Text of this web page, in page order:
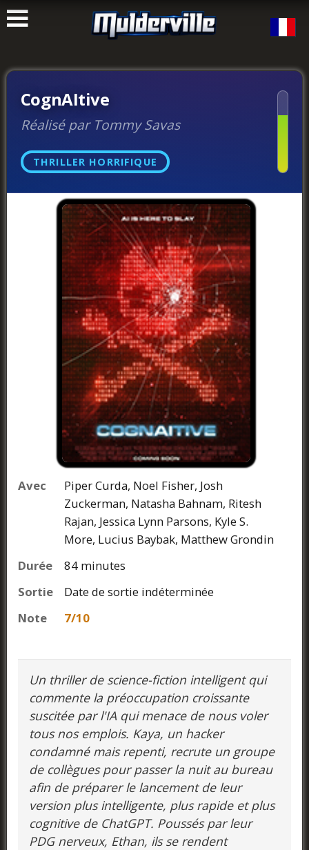
ࠑ
CognAItive
Réalisé par Tommy Savas
THRILLER HORRIFIQUE
Avec
Piper Curda, Noel Fisher, Josh
Zuckerman, Natasha Bahnam, Ritesh
Rajan, Jessica Lynn Parsons, Kyle S.
More, Lucius Baybak, Matthew Grondin
Durée
84 minutes
Sortie
Date de sortie indéterminée
Note
7/10
Un thriller de science-fiction intelligent qui
commente la préoccupation croissante
suscitée par l'IA qui menace de nous voler
tous nos emplois. Kaya, un hacker
condamné mais repenti, recrute un groupe
de collègues pour passer la nuit au bureau
afin de préparer le lancement de leur
version plus intelligente, plus rapide et plus
cognitive de ChatGPT. Poussés par leur
PDG nerveux, Ethan, ils se rendent